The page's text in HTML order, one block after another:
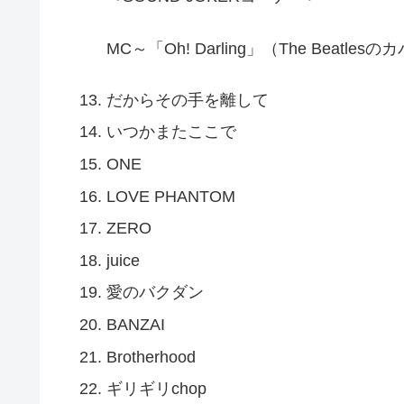
MC～「Oh! Darling」（The Beatlesのカ
だからその手を離して
いつかまたここで
ONE
LOVE PHANTOM
ZERO
juice
愛のバクダン
BANZAI
Brotherhood
ギリギリchop